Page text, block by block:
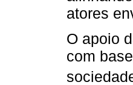
atores
O apoio
com